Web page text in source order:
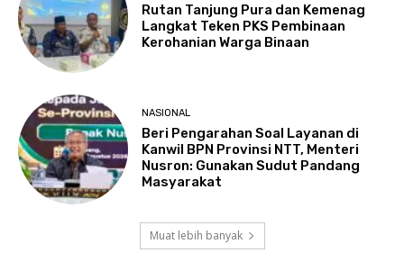
Rutan Tanjung Pura dan Kemenag
Langkat Teken PKS Pembinaan
Kerohanian Warga Binaan
NASIONAL
Beri Pengarahan Soal Layanan di
Kanwil BPN Provinsi NTT, Menteri
Nusron: Gunakan Sudut Pandang
Masyarakat
Muat lebih banyak